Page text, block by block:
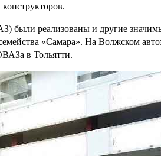
были реализованы и другие
«Самара». На Волжском
в Тольятти.